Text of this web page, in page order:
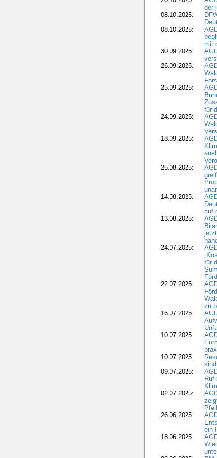
der
08.10.2025:
08.10.2025:
mit
30.09.2025:
26.09.2025:
25.09.2025:
für
24.09.2025:
18.09.2025:
25.08.2025:
14.08.2025:
auf
13.08.2025:
24.07.2025:
für
22.07.2025:
zu
16.07.2025:
10.07.2025:
10.07.2025:
09.07.2025:
Ruf
02.07.2025:
26.06.2025:
ein
18.06.2025: